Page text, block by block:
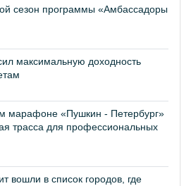
сезон программы «Амбассадоры
максимальную доходность
марафоне «Пушкин - Петербург»
трасса для профессиональных
вошли в список городов, где